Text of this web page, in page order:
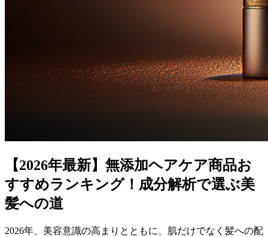
【2026年最新】無添加ヘアケア商品お
すすめランキング！成分解析で選ぶ美
髪への道
2026年、美容意識の高まりとともに、肌だけでなく髪への配